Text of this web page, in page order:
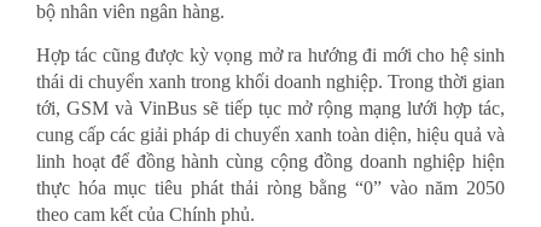
bộ nhân viên ngân hàng.
Hợp tác cũng được kỳ vọng mở ra hướng đi mới cho hệ sinh
thái di chuyển xanh trong khối doanh nghiệp. Trong thời gian
tới, GSM và VinBus sẽ tiếp tục mở rộng mạng lưới hợp tác,
cung cấp các giải pháp di chuyển xanh toàn diện, hiệu quả và
linh hoạt để đồng hành cùng cộng đồng doanh nghiệp hiện
thực hóa mục tiêu phát thải ròng bằng “0” vào năm 2050
theo cam kết của Chính phủ.